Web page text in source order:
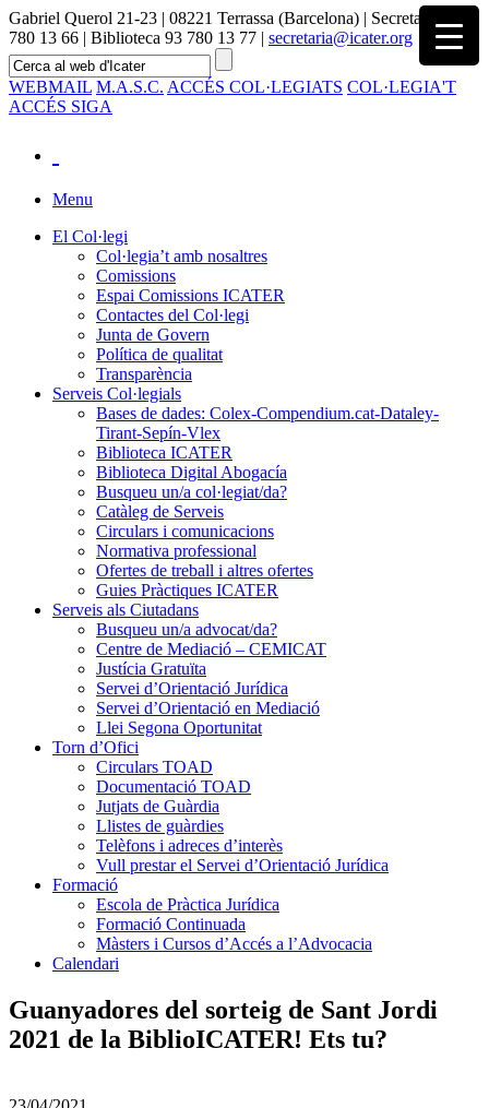
Gabriel Querol 21-23 | 08221 Terrassa (Barcelona) | Secretaria 93
780 13 66 | Biblioteca 93 780 13 77 | secretaria@icater.org
WEBMAIL M.A.S.C. ACCÉS COL·LEGIATS COL·LEGIA'T
ACCÉS SIGA
Menu
El Col·legi
Col·legia’t amb nosaltres
Comissions
Espai Comissions ICATER
Contactes del Col·legi
Junta de Govern
Política de qualitat
Transparència
Serveis Col·legials
Bases de dades: Colex-Compendium.cat-Dataley-
Tirant-Sepín-Vlex
Biblioteca ICATER
Biblioteca Digital Abogacía
Busqueu un/a col·legiat/da?
Catàleg de Serveis
Circulars i comunicacions
Normativa professional
Ofertes de treball i altres ofertes
Guies Pràctiques ICATER
Serveis als Ciutadans
Busqueu un/a advocat/da?
Centre de Mediació – CEMICAT
Justícia Gratuïta
Servei d’Orientació Jurídica
Servei d’Orientació en Mediació
Llei Segona Oportunitat
Torn d’Ofici
Circulars TOAD
Documentació TOAD
Jutjats de Guàrdia
Llistes de guàrdies
Telèfons i adreces d’interès
Vull prestar el Servei d’Orientació Jurídica
Formació
Escola de Pràctica Jurídica
Formació Continuada
Màsters i Cursos d’Accés a l’Advocacia
Calendari
Guanyadores del sorteig de Sant Jordi
2021 de la BiblioICATER! Ets tu?